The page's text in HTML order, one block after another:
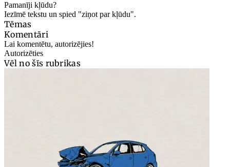
Pamanīji kļūdu?
Iezīmē tekstu un spied "ziņot par kļūdu".
Tēmas
Komentāri
Lai komentētu, autorizējies!
Autorizēties
Vēl no šīs rubrikas